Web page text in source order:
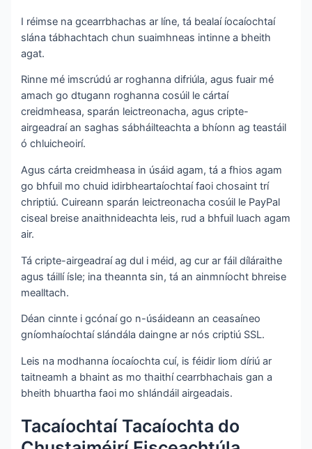
I réimse na gcearrbhachas ar líne, tá bealaí íocaíochtaí
slána tábhachtach chun suaimhneas intinne a bheith
agat.
Rinne mé imscrúdú ar roghanna difriúla, agus fuair mé
amach go dtugann roghanna cosúil le cártaí
creidmheasa, sparán leictreonacha, agus cripte-
airgeadraí an saghas sábháilteachta a bhíonn ag teastáil
ó chluicheoirí.
Agus cárta creidmheasa in úsáid agam, tá a fhios agam
go bhfuil mo chuid idirbheartaíochtaí faoi chosaint trí
chriptiú. Cuireann sparán leictreonacha cosúil le PayPal
ciseal breise anaithnideachta leis, rud a bhfuil luach agam
air.
Tá cripte-airgeadraí ag dul i méid, ag cur ar fáil díláraithe
agus táillí ísle; ina theannta sin, tá an ainmníocht bhreise
mealltach.
Déan cinnte i gcónaí go n-úsáideann an ceasaíneo
gníomhaíochtaí slándála daingne ar nós criptiú SSL.
Leis na modhanna íocaíochta cuí, is féidir liom díriú ar
taitneamh a bhaint as mo thaithí cearrbhachais gan a
bheith bhuartha faoi mo shlándáil airgeadais.
Tacaíochtaí Tacaíochta do